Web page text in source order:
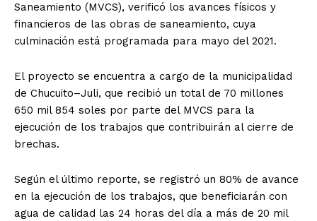
Saneamiento (MVCS), verificó los avances físicos y
financieros de las obras de saneamiento, cuya
culminación está programada para mayo del 2021.
El proyecto se encuentra a cargo de la municipalidad
de Chucuito–Juli, que recibió un total de 70 millones
650 mil 854 soles por parte del MVCS para la
ejecución de los trabajos que contribuirán al cierre de
brechas.
Según el último reporte, se registró un 80% de avance
en la ejecución de los trabajos, que beneficiarán con
agua de calidad las 24 horas del día a más de 20 mil